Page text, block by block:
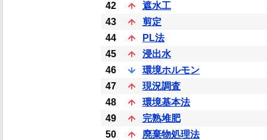
42
遮水工
43
剪定
44
PL法
45
浸出水
46
環境ホルモン
47
現況調査
48
環境基本法
49
完熟堆肥
50
廃棄物処理法